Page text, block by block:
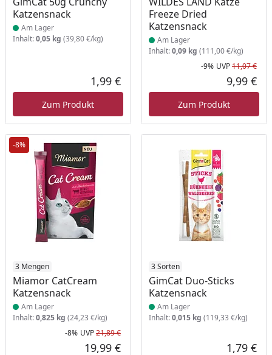
Katzensnack
Am Lager
Inhalt:0,05 kg (39,80 €/kg)
Aktueller Preis
1,99 €
Zum Produkt
Freeze Dried
Katzensnack
Am Lager
Inhalt:0,09 kg (111,00 €/kg)
-9% UVP11,07 €
9,99 €
Zum Produkt
-8%
3 Mengen
Miamor CatCream
Katzensnack
Produkt am Lager
Am Lager
Inhalt:0,825 kg (24,23 €/kg)
Rabatt in Prozent
-8%
Ursprünglicher Preis
UVP21,89 €
19,99 €
3 Sorten
GimCat Duo-Sticks
Katzensnack
Produkt am Lager
Am Lager
Inhalt:0,015 kg (119,33 €/kg)
1,79 €